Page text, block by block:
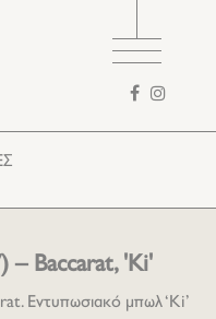
αναζήτησης
– Baccarat, 'Ki'
Εντυπωσιακό μπωλ ‘Ki’